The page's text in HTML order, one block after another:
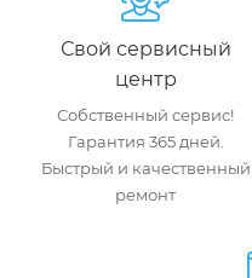
Свой сервисный
центр
Собственный сервис!
Гарантия 365 дней.
Быстрый и качественный
ремонт